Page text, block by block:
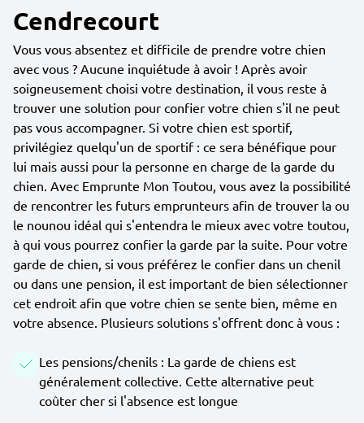
Cendrecourt
Vous vous absentez et difficile de prendre votre chien
avec vous ? Aucune inquiétude à avoir ! Après avoir
soigneusement choisi votre destination, il vous reste à
trouver une solution pour confier votre chien s'il ne peut
pas vous accompagner. Si votre chien est sportif,
privilégiez quelqu'un de sportif : ce sera bénéfique pour
lui mais aussi pour la personne en charge de la garde du
chien. Avec Emprunte Mon Toutou, vous avez la possibilité
de rencontrer les futurs emprunteurs afin de trouver la ou
le nounou idéal qui s'entendra le mieux avec votre toutou,
à qui vous pourrez confier la garde par la suite. Pour votre
garde de chien, si vous préférez le confier dans un chenil
ou dans une pension, il est important de bien sélectionner
cet endroit afin que votre chien se sente bien, même en
votre absence. Plusieurs solutions s'offrent donc à vous :
Les pensions/chenils : La garde de chiens est
généralement collective. Cette alternative peut
coûter cher si l'absence est longue